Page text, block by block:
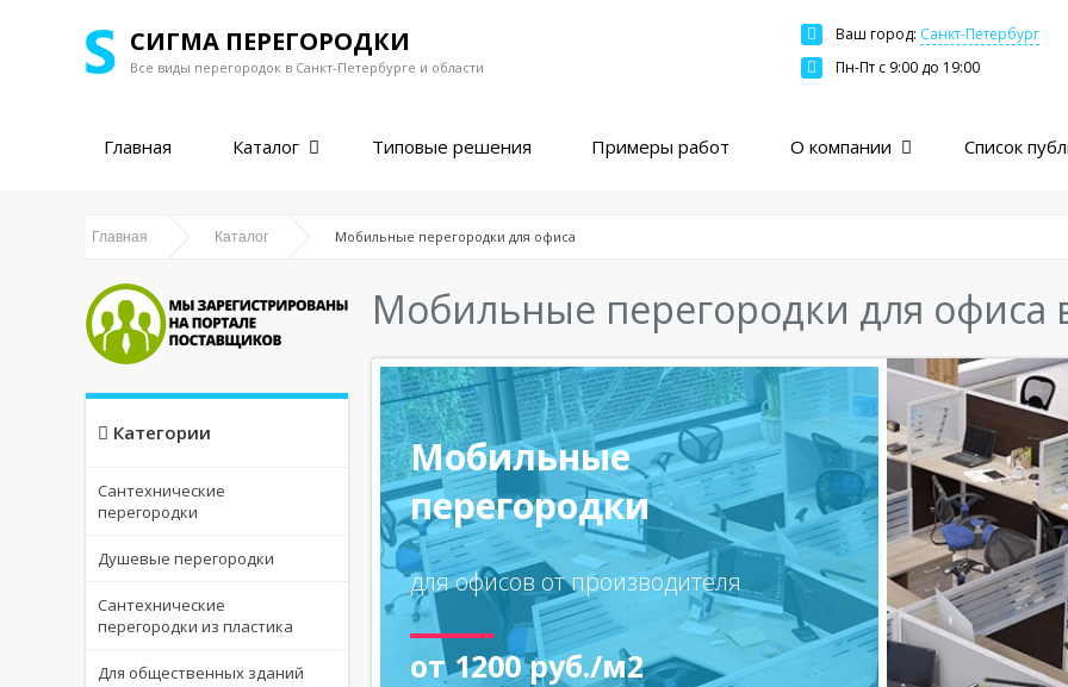
СИГМА ПЕРЕГОРОДКИ
Все виды перегородок в Санкт-Петербурге и области
Ваш город: Санкт-Петербург
Москва
Санкт-Петербург
Екатеринбург
Ярославль
Пермь
Самара
Пн-Пт c 9:00 до 19:00
Главная Каталог Типовые решения Примеры работ О компании Список
Главная Каталог Мобильные перегородки для офиса
Категории
Сантехнические
перегородки
Душевые перегородки
Сантехнические
перегородки из пластика
Для общественных зданий
Мобильные перегородки для офиса
Мобильные
перегородки
для офисов от производителя
от 1200 руб./м2